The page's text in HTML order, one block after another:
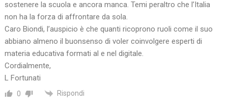
sostenere la scuola e ancora manca. Temi peraltro che l’Italia
non ha la forza di affrontare da sola.
Caro Biondi, l’auspicio è che quanti ricoprono ruoli come il suo
abbiano almeno il buonsenso di voler coinvolgere esperti di
materia educativa formati al e nel digitale.
Cordialmente,
L Fortunati
0 Rispondi